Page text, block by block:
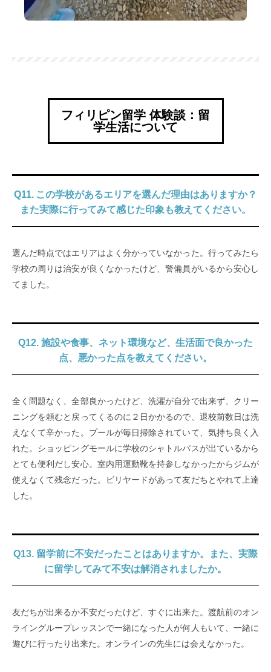
フィリピン留学 体験談：留
学生活について
Q11. この学校があるエリアを選んだ理由はありますか？
また実際に行ってみて感じた印象も教えてください。
選んだ時点ではエリアはよく分かっていなかった。行ってみたら
学校の周りは治安が良くなかったけど、警備員がいるから安心し
てました。
Q12. 施設や食事、ネット環境など、生活面で良かった
点、悪かった点を教えてください。
全く問題なく、全部良かったけど、洗濯が自分で出来ず、クリー
ニングを頼むと戻ってくるのに２日かかるので、退校前数日は洗
えなくて辛かった。プールが毎日掃除されていて、気持ち良く入
れた。ショッピングモールに学校のシャトルバスが出ているから
とても便利だし安心。室内用運動靴を持参しなかったからジムが
使えなくて残念だった。ビリヤードがあって友だちとやれて上達
した。
Q13. 留学前に不安だったことはありますか。また、実際
に留学してみて不安は解消されましたか。
友だちが出来るか不安だったけど、すぐに出来た。渡航前のオン
ライングループレッスンで一緒になった人が何人もいて、一緒に
遊びに行ったり出来た。オンラインの先生には会えなかった。